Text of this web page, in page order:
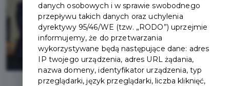
danych osobowych i w sprawie swobodnego
przepływu takich danych oraz uchylenia
dyrektywy 95/46/WE (tzw. „RODO”) uprzejmie
informujemy, że do przetwarzania
wykorzystywane będą następujące dane: adres
IP twojego urządzenia, adres URL żądania,
nazwa domeny, identyfikator urządzenia, typ
przeglądarki, język przeglądarki, liczba kliknięć,